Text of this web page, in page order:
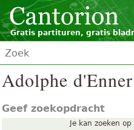
Gratis partituren, gratis
Adolphe
Geef zoekopdracht
Je kan zoeken